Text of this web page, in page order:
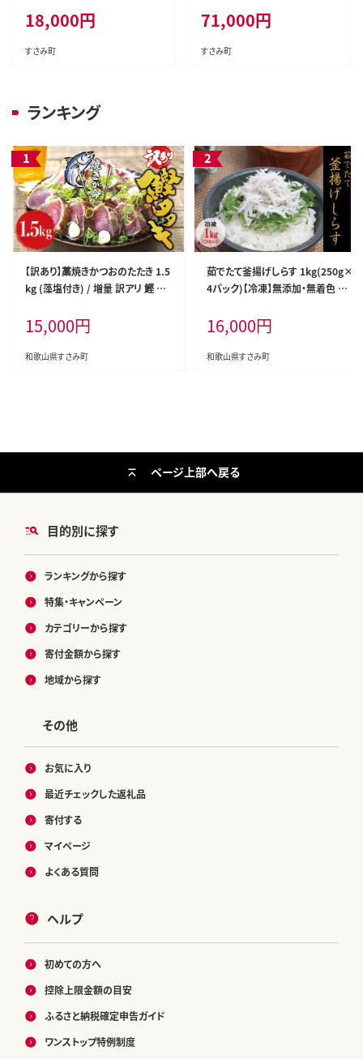
償分) 有機質肥料100% サイズ
混合 ※北海道・沖縄・離島配送
不可【nuk101-12C】
18,000円
すさみ町
け！/ウナギ 鰻 牛肉 黒毛和牛 熊
野牛 鮪 まぐろ【tkb300】
71,000円
すさみ町
ランキング
【訳あり】藁焼きかつおのたたき 1.5
kg (藻塩付き) / 増量 訳アリ 鰹 カ
たき 丼 刺身【nks106A】
15,000円
和歌山県すさみ町
茹でたて釜揚げしらす 1kg(250g×
4パック)【冷凍】無添加・無着色 し
ar103】
16,000円
和歌山県すさみ町
目的別に探す
ランキングから探す
特集・キャンペーン
カテゴリーから探す
寄付金額から探す
地域から探す
その他
お気に入り
最近チェックした返礼品
寄付する
マイページ
よくある質問
ヘルプ
初めての方へ
控除上限金額の目安
ふるさと納税確定申告ガイド
ワンストップ特例制度
ページ上部へ戻る